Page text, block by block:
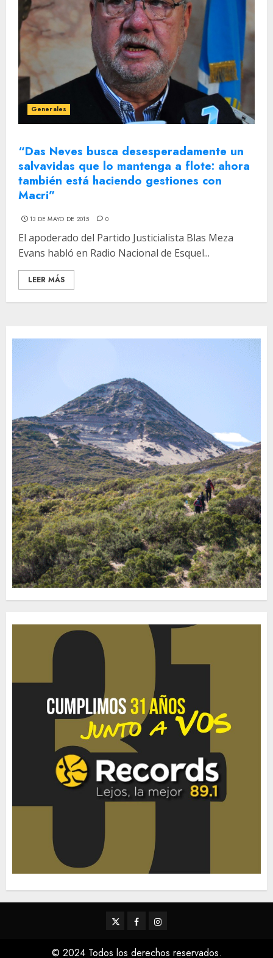
Generales
“Das Neves busca desesperadamente un
salvavidas que lo mantenga a flote: ahora
también está haciendo gestiones con
Macri”
13 DE MAYO DE 2015 0
El apoderado del Partido Justicialista Blas Meza
Evans habló en Radio Nacional de Esquel...
LEER MÁS
TwitterFacebookInstagram
© 2024 Todos los derechos reservados.